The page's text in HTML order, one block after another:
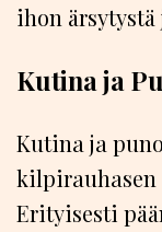
ihon
Kutina ja
Kutina ja
kilpirauhasen
Erityisesti